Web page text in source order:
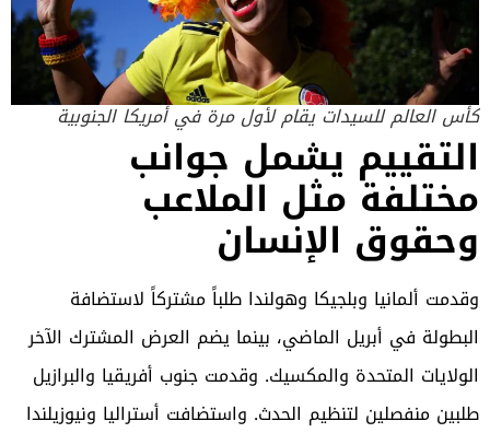
كأس العالم للسيدات يقام لأول مرة في أمريكا الجنوبية
التقييم يشمل جوانب
مختلفة مثل الملاعب
وحقوق الإنسان
وقدمت ألمانيا وبلجيكا وهولندا طلباً مشتركاً لاستضافة
البطولة في أبريل الماضي، بينما يضم العرض المشترك الآخر
الولايات المتحدة والمكسيك. وقدمت جنوب أفريقيا والبرازيل
طلبين منفصلين لتنظيم الحدث. واستضافت أستراليا ونيوزيلندا